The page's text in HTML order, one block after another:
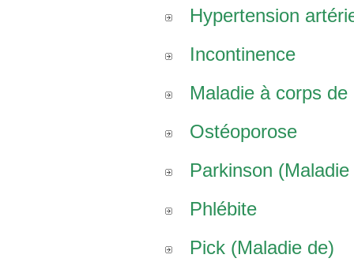
Hypertension
Incontinence
Maladie à corps de
Ostéoporose
Parkinson (Maladie
Phlébite
Pick (Maladie de)